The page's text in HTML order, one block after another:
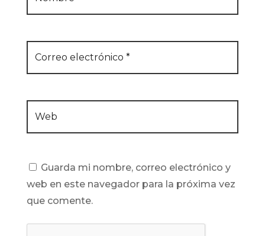
Guarda mi nombre, correo electrónico y
web en este navegador para la próxima vez
que comente.